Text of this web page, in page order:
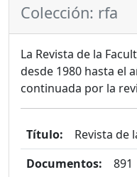
Colección: rfa
La Revista de la
desde 1980 hasta el
continuada por la
Título:
Revista de
Documentos:
891